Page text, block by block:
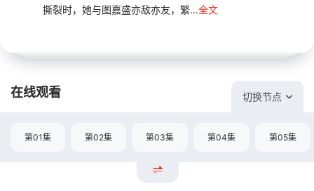
撕裂时，她与图嘉盛亦敌亦友，繁...全文
在线观看 切换节点
第01集 第02集 第03集 第04集 第05集